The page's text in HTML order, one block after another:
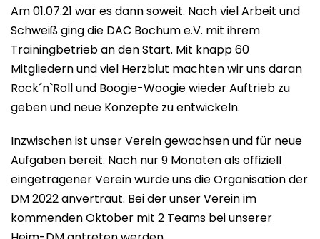
Am 01.07.21 war es dann soweit. Nach viel Arbeit und
Schweiß ging die DAC Bochum e.V. mit ihrem
Trainingbetrieb an den Start. Mit knapp 60
Mitgliedern und viel Herzblut machten wir uns daran
Rock´n`Roll und Boogie-Woogie wieder Auftrieb zu
geben und neue Konzepte zu entwickeln.
Inzwischen ist unser Verein gewachsen und für neue
Aufgaben bereit. Nach nur 9 Monaten als offiziell
eingetragener Verein wurde uns die Organisation der
DM 2022 anvertraut. Bei der unser Verein im
kommenden Oktober mit 2 Teams bei unserer